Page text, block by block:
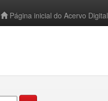
Página inicial do Acervo Digital